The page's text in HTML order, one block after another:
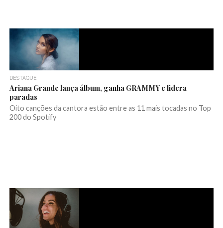
DESTAQUE
Ariana Grande lança álbum, ganha GRAMMY e lidera
paradas
Oito canções da cantora estão entre as 11 mais tocadas no Top
200 do Spotify